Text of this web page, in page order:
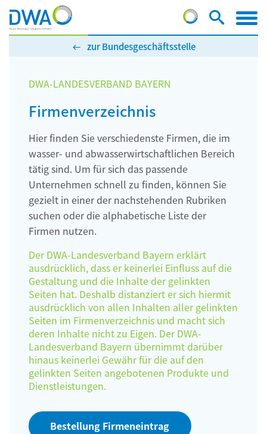
zur Bundesgeschäftsstelle
DWA-LANDESVERBAND BAYERN
Firmenverzeichnis
Hier finden Sie verschiedenste Firmen, die im
wasser- und abwasserwirtschaftlichen Bereich
tätig sind. Um für sich das passende
Unternehmen schnell zu finden, können Sie
gezielt in einer der nachstehenden Rubriken
suchen oder die alphabetische Liste der
Firmen nutzen.
Der DWA-Landesverband Bayern erklärt
ausdrücklich, dass er keinerlei Einfluss auf die
Gestaltung und die Inhalte der gelinkten
Seiten hat. Deshalb distanziert er sich hiermit
ausdrücklich von allen Inhalten aller gelinkten
Seiten im Firmenverzeichnis und macht sich
deren Inhalte nicht zu Eigen. Der DWA-
Landesverband Bayern übernimmt darüber
hinaus keinerlei Gewähr für die auf den
gelinkten Seiten angebotenen Produkte und
Dienstleistungen.
Bestellung Firmeneintrag